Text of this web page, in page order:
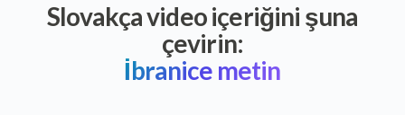
Slovakça video içeriğini şuna
çevirin:
İbranice metin